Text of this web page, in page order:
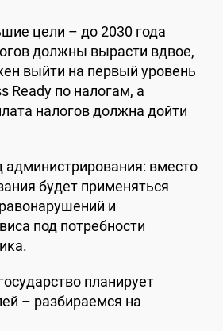
цели – до 2030 года
должны вырасти вдвое,
выйти на первый уровень
Ready по налогам, а
налогов должна дойти
администрирования: вместо
будет применяться
и
под потребности
планирует
– разбираемся на